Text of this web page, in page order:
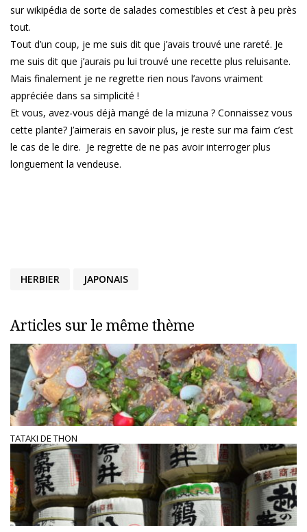
sur wikipédia de sorte de salades comestibles et c’est à peu près
tout.
Tout d’un coup, je me suis dit que j’avais trouvé une rareté. Je
me suis dit que j’aurais pu lui trouvé une recette plus reluisante.
Mais finalement je ne regrette rien nous l’avons vraiment
appréciée dans sa simplicité !
Et vous, avez-vous déjà mangé de la mizuna ? Connaissez vous
cette plante? J’aimerais en savoir plus, je reste sur ma faim c’est
le cas de le dire. Je regrette de ne pas avoir interroger plus
longuement la vendeuse.
HERBIER JAPONAIS
Articles sur le même thème
TATAKI DE THON